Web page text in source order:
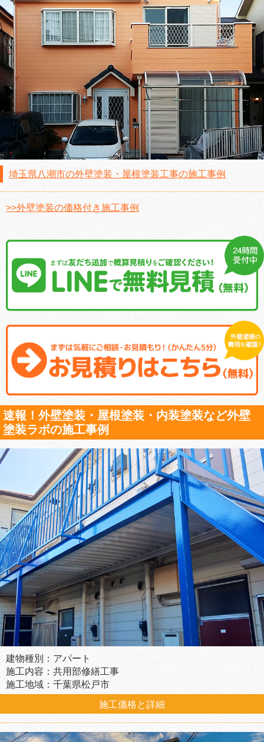
埼玉県八潮市の外壁塗装・屋根塗装工事の施工事例
>>外壁塗装の価格付き施工事例
速報！外壁塗装・屋根塗装・内装塗装など外壁
塗装ラボの施工事例
建物種別：アパート
施工内容：共用部修繕工事
施工地域：千葉県松戸市
施工価格と詳細